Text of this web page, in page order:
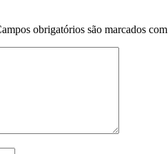
obrigatórios são marcados com